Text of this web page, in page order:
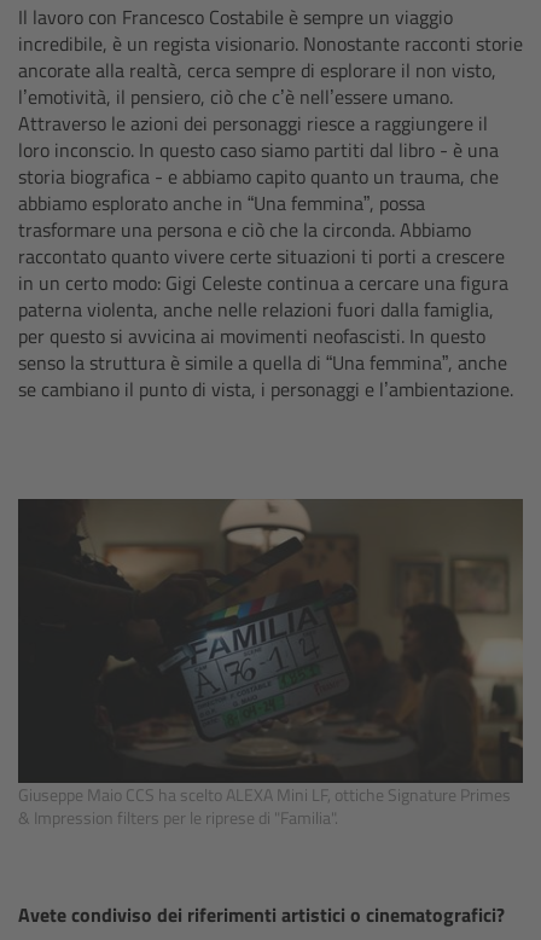
Il lavoro con Francesco Costabile è sempre un viaggio
incredibile, è un regista visionario. Nonostante racconti storie
ancorate alla realtà, cerca sempre di esplorare il non visto,
l’emotività, il pensiero, ciò che c’è nell’essere umano.
Attraverso le azioni dei personaggi riesce a raggiungere il
loro inconscio. In questo caso siamo partiti dal libro - è una
storia biografica - e abbiamo capito quanto un trauma, che
abbiamo esplorato anche in “Una femmina”, possa
trasformare una persona e ciò che la circonda. Abbiamo
raccontato quanto vivere certe situazioni ti porti a crescere
in un certo modo: Gigi Celeste continua a cercare una figura
paterna violenta, anche nelle relazioni fuori dalla famiglia,
per questo si avvicina ai movimenti neofascisti. In questo
senso la struttura è simile a quella di “Una femmina”, anche
se cambiano il punto di vista, i personaggi e l’ambientazione.
Giuseppe Maio CCS ha scelto ALEXA Mini LF, ottiche Signature Primes
& Impression filters per le riprese di "Familia".
Avete condiviso dei riferimenti artistici o cinematografici?
Audio Extension Module AEM-1
Lens Mounts & Adapters
Overview
ARRI EF Mount (LBUS)
List of Lens Mounts & Adapters
Recording Media
CODEX Capture Drive™
Sony SxS PRO+
Legacy
Legacy